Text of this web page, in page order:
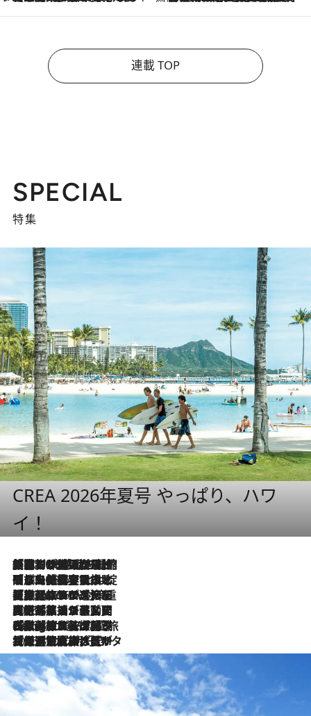
連載 TOP
SPECIAL
特集
CREA 2026年夏号 やっぱり、ハワ
イ！
2026.8.6
「荷物が増えるほど旅ストレスは増す」美容ジャーナリストがたどり着いた最終結論。“化粧品を劇的に減らす”感動の凝縮美容とは
2026.8.6
「旅先には金髪ウィッグを持参」日本と同じメイクでは損してる!? 美容ジャーナリストが提案する“掟破りの旅美容”とは
2026.8.6
【厳選旅コスメ】「身軽さ＆UV対策重視！」ヘアアーティストshucoが選んだ夏旅ベストコスメを発表【Mサイズジップ】
2026.8.5
【厳選旅コスメ】国内をあちこち移動する河井菜摘が選んだ夏旅ベストコスメ発表！「リラックスアイテムはマスト」【Mサイズジップ】
2026.8.4
【厳選旅コスメ】「紫外線＆乾燥対策しながらメイク感も！」ヘア＆メイクGeorgeが選んだ夏旅ベストコスメを発表！【Mサイズジップ】
2026.8.3
【厳選旅コスメ】「保湿もタイパ重視！」“サウナ好き”タレント清水みさとが愛用する夏旅ベストコスメを発表！【Mサイズジップ】